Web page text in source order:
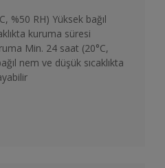
%50 RH) Yüksek bağıl
kuruma süresi
Min. 24 saat (20°C,
nem ve düşük sıcaklıkta